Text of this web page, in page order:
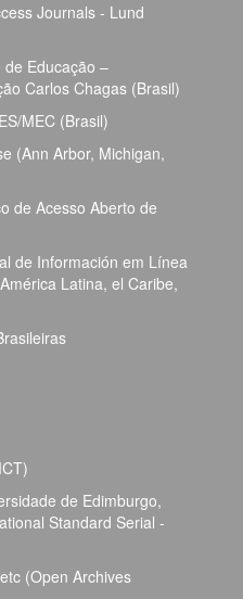
Journals - Lund
de Educação –
Carlos Chagas (Brasil)
MEC (Brasil)
(Ann Arbor, Michigan,
de Acesso Aberto de
de Información em Línea
Latina, el Caribe,
de Edimburgo,
Standard Serial -
(Open Archives